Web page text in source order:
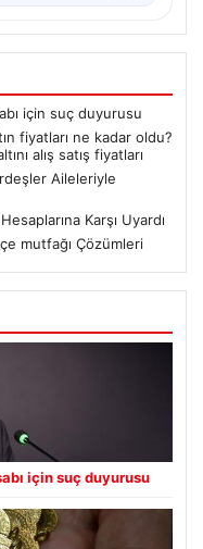
için suç duyurusu
fiyatları ne kadar oldu?
alış satış fiyatları
Aileleriyle
Karşı Uyardı
mutfağı Çözümleri
için suç duyurusu